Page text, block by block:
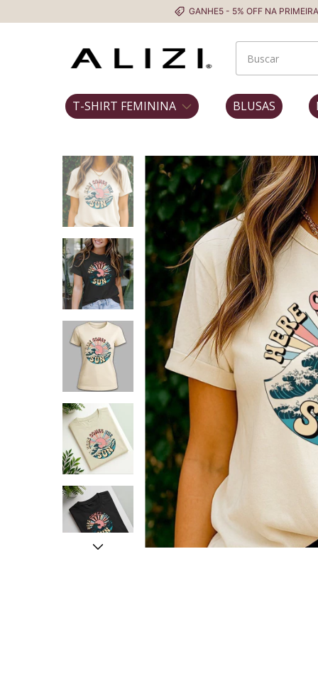
GANHE5 - 5% OFF NA PRIMEIRA COMPRA
T-SHIRT FEMININA BLUSAS